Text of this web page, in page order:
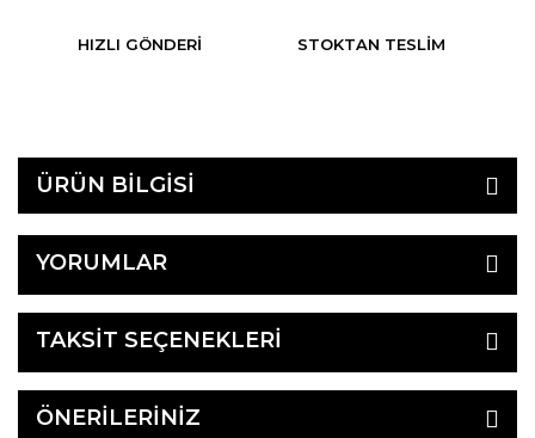
HIZLI GÖNDERI STOKTAN TESLIM
ÜRÜN BİLGİSİ
YORUMLAR
TAKSİT SEÇENEKLERİ
ÖNERİLERİNİZ